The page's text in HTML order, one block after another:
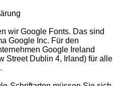
wir Google Fonts. Das sind
Google Inc. Für den
Google Ireland
Street Dublin 4, Irland) für alle